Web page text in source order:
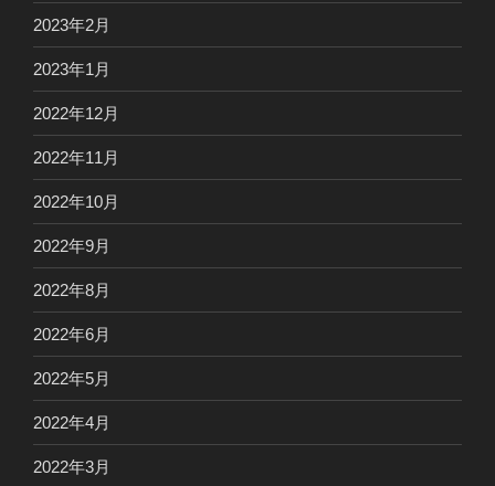
2023年2月
2023年1月
2022年12月
2022年11月
2022年10月
2022年9月
2022年8月
2022年6月
2022年5月
2022年4月
2022年3月